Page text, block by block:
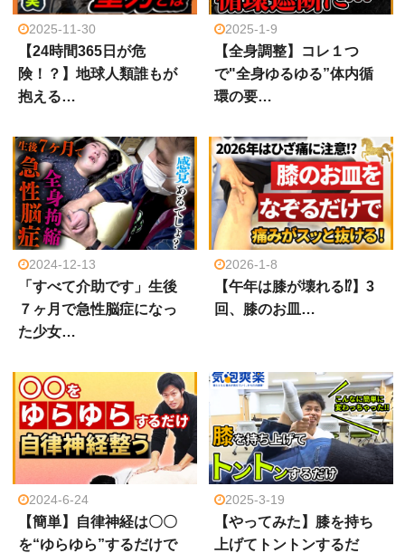
2025-11-30
【24時間365日が危
険！？】地球人類誰もが
抱える…
2025-1-9
【全身調整】コレ１つ
で"全身ゆるゆる”体内循
環の要…
2024-12-13
「すべて介助です」生後
７ヶ月で急性脳症になっ
た少女…
2026-1-8
【午年は膝が壊れる⁉】3
回、膝のお皿…
2024-6-24
【簡単】自律神経は〇〇
を“ゆらゆら”するだけで
2025-3-19
【やってみた】膝を持ち
上げてトントンするだ